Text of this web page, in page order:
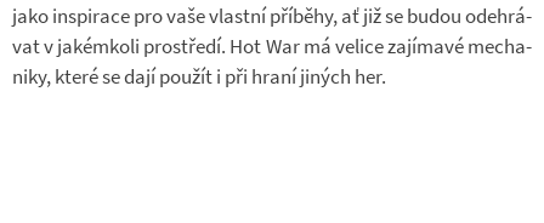
jako in­spi­race pro vaše vlastní pří­běhy, ať již se budou ode­hrá­
vat v ja­kém­koli pro­středí. Hot War má ve­lice za­jí­mavé me­cha­
niky, které se dají po­u­žít i při hraní ji­ných her.